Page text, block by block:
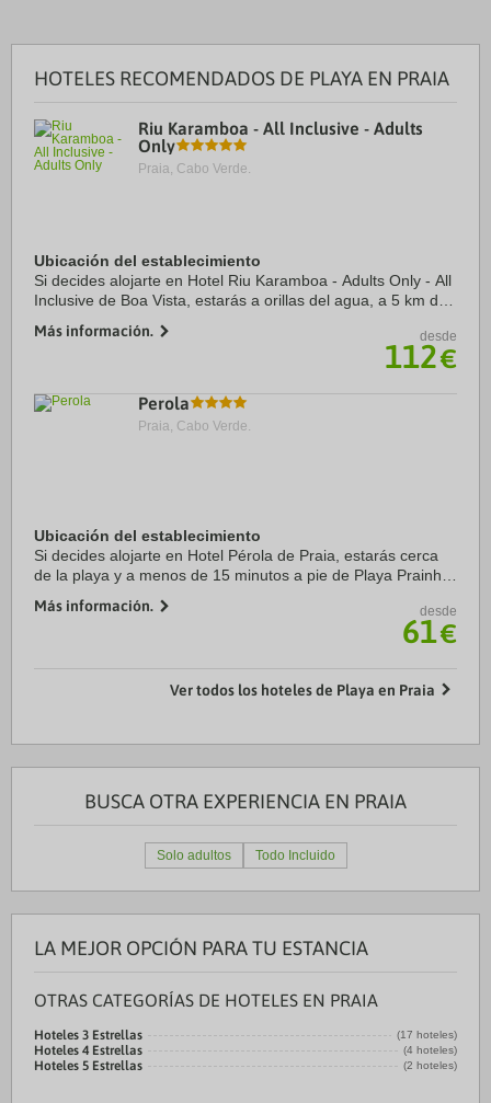
HOTELES RECOMENDADOS DE PLAYA EN PRAIA
Riu Karamboa - All Inclusive - Adults
Only
Praia, Cabo Verde.
Ubicación del establecimiento
Si decides alojarte en Hotel Riu Karamboa - Adults Only - All
Inclusive de Boa Vista, estarás a orillas del agua, a 5 km de
Además, este alojamiento con ...
Más información. desde
112€
Perola
Praia, Cabo Verde.
Ubicación del establecimiento
Si decides alojarte en Hotel Pérola de Praia, estarás cerca
de la playa y a menos de 15 minutos a pie de Playa Prainha
encuentra a 1,5 km de Quebra ...
Más información. desde
61€
Ver todos los hoteles de Playa en Praia
BUSCA OTRA EXPERIENCIA EN PRAIA
Solo adultos Todo Incluido
LA MEJOR OPCIÓN PARA TU ESTANCIA
OTRAS CATEGORÍAS DE HOTELES EN PRAIA
Hoteles 3 Estrellas (17 hoteles)
Hoteles 4 Estrellas (4 hoteles)
Hoteles 5 Estrellas (2 hoteles)